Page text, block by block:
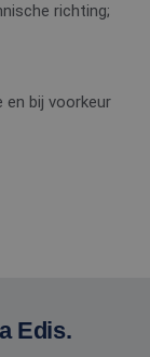
richting;
en bij voorkeur
Edis.